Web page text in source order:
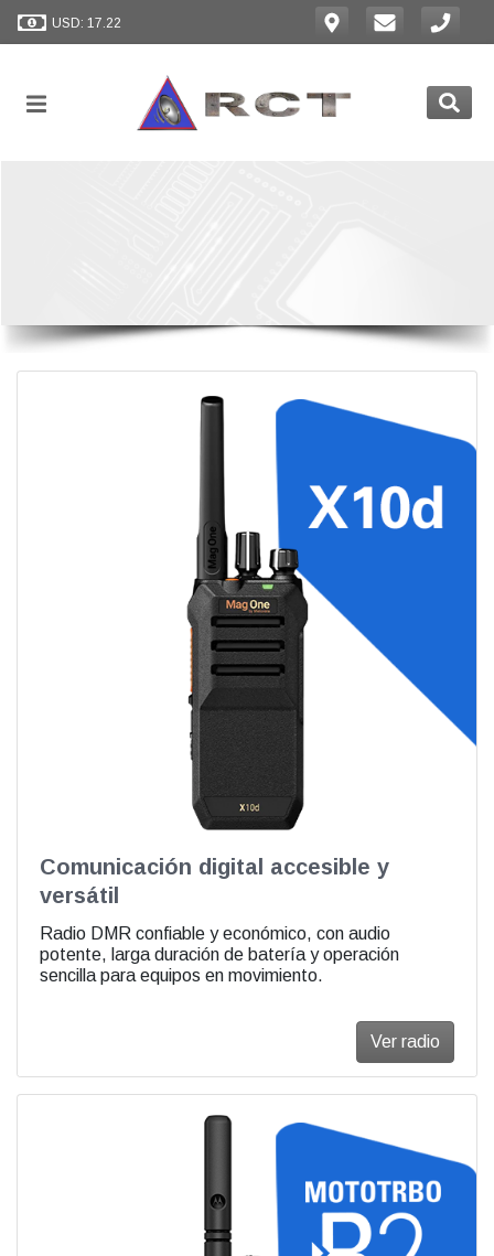
USD: 17.22
Comunicación digital accesible y
versátil
Radio DMR confiable y económico, con audio
potente, larga duración de batería y operación
sencilla para equipos en movimiento.
Ver radio